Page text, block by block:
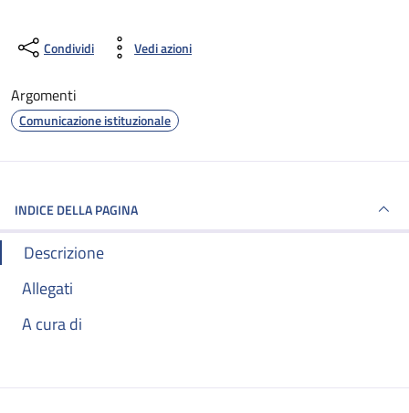
Condividi Vedi azioni
Argomenti
Comunicazione istituzionale
INDICE DELLA PAGINA
Descrizione
Allegati
A cura di